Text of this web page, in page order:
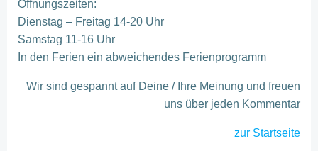
Öffnungszeiten:
Dienstag – Freitag 14-20 Uhr
Samstag 11-16 Uhr
In den Ferien ein abweichendes Ferienprogramm
Wir sind gespannt auf Deine / Ihre Meinung und freuen
uns über jeden Kommentar
zur Startseite